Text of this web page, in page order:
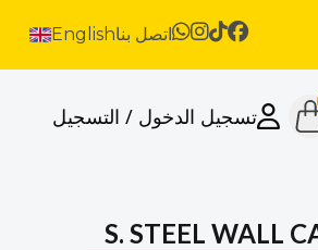
اتصل بناEnglish
تسجيل الدخول / التسجيل
S. STEEL WALL